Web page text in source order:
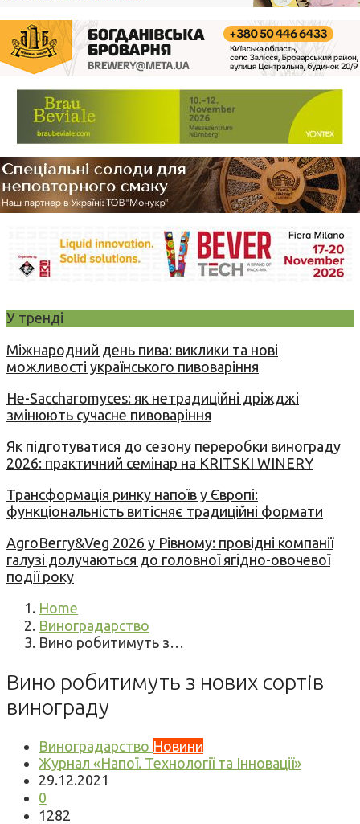
У тренді
Міжнародний день пива: виклики та нові
можливості українського пивоваріння
Не-Saccharomyces: як нетрадиційні дріжджі
змінюють сучасне пивоваріння
Як підготуватися до сезону переробки винограду
2026: практичний семінар на KRITSKI WINERY
Трансформація ринку напоїв у Європі:
функціональність витісняє традиційні формати
AgroBerry&Veg 2026 у Рівному: провідні компанії
галузі долучаються до головної ягідно-овочевої
події року
Home
Виноградарство
Вино робитимуть з…
Вино робитимуть з нових сортів
винограду
Виноградарство Новини
Журнал «Напої. Технології та Інновації»
29.12.2021
0
1282